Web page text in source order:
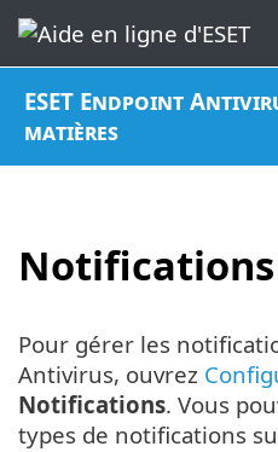
ESET Endpoint
matières
Notifications
Pour gérer les
Antivirus, ouvrez
Notifications. Vous
types de notifications